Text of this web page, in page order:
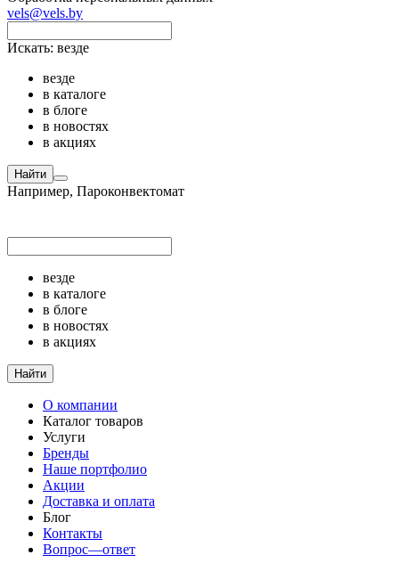
vels@vels.by
Искать: везде
везде
в каталоге
в блоге
в новостях
в акциях
Найти
Например, Пароконвектомат
везде
в каталоге
в блоге
в новостях
в акциях
Найти
О компании
Каталог товаров
Услуги
Бренды
Наше портфолио
Акции
Доставка и оплата
Блог
Контакты
Вопрос—ответ